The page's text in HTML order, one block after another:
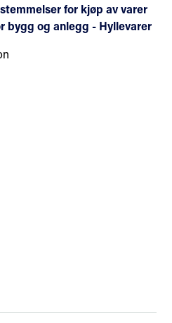
for kjøp av varer
bygg og anlegg - Hyllevarer